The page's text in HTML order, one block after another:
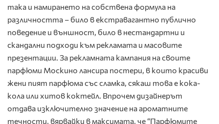
така и намирането на собствена формула на
различността – било в екстравагантно публично
поведение и външност, било в нестандартни и
скандални подходи към рекламата и масовите
презентации. За рекламната кампания на своите
парфюми Москино лансира постери, в които красиви
жени пият парфюма със сламка, сякаш това е кока-
кола или хитов коктейл. Впрочем дизайнерът
отдава изключително значение на ароматните
течности, вярвайки в максимата, че “Парфюмите